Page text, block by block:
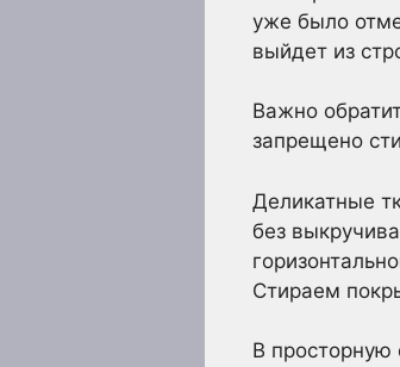
уже было
выйдет из
Важно
запрещено
Деликатные
без
Стираем
В просторную